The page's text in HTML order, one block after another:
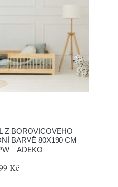
Z BOROVICOVÉHO
BARVĚ 80X190 CM
– ADEKO
Kč